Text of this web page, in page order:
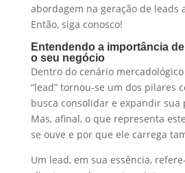
abordagem na geração de leads
Então, siga conosco!
Entendendo a importância
o seu negócio
Dentro do cenário
“lead” tornou-se um dos pilares
busca consolidar e expandir sua
Mas, afinal, o que representa
se ouve e por que ele carrega
Um lead, em sua essência,